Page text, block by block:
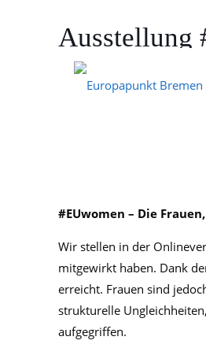
Ausstellung
28. Februar 2025
#EUwomen – Die
Wir stellen in der
mitgewirkt haben. Dank
erreicht. Frauen sind
strukturelle
aufgegriffen.